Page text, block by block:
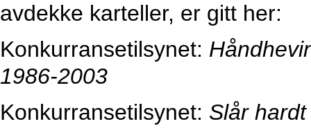
avdekke karteller, er gitt her:
Konkurransetilsynet:
1986-2003
Konkurransetilsynet: Slår